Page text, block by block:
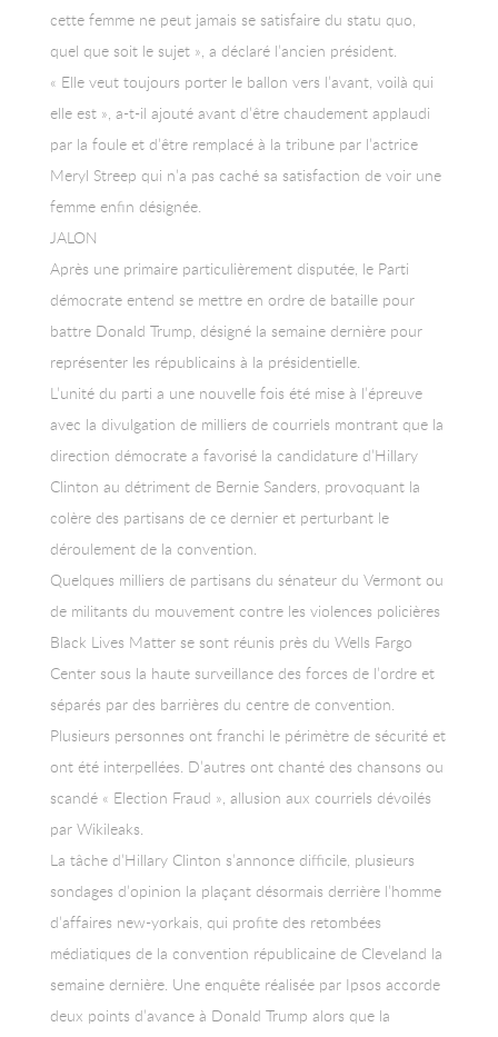
cette femme ne peut jamais se satisfaire du statu quo,
quel que soit le sujet », a déclaré l’ancien président.
« Elle veut toujours porter le ballon vers l’avant, voilà qui
elle est », a-t-il ajouté avant d’être chaudement applaudi
par la foule et d’être remplacé à la tribune par l’actrice
Meryl Streep qui n’a pas caché sa satisfaction de voir une
femme enfin désignée.
JALON
Après une primaire particulièrement disputée, le Parti
démocrate entend se mettre en ordre de bataille pour
battre Donald Trump, désigné la semaine dernière pour
représenter les républicains à la présidentielle.
L’unité du parti a une nouvelle fois été mise à l’épreuve
avec la divulgation de milliers de courriels montrant que la
direction démocrate a favorisé la candidature d’Hillary
Clinton au détriment de Bernie Sanders, provoquant la
colère des partisans de ce dernier et perturbant le
déroulement de la convention.
Quelques milliers de partisans du sénateur du Vermont ou
de militants du mouvement contre les violences policières
Black Lives Matter se sont réunis près du Wells Fargo
Center sous la haute surveillance des forces de l’ordre et
séparés par des barrières du centre de convention.
Plusieurs personnes ont franchi le périmètre de sécurité et
ont été interpellées. D’autres ont chanté des chansons ou
scandé « Election Fraud », allusion aux courriels dévoilés
par Wikileaks.
La tâche d’Hillary Clinton s’annonce difficile, plusieurs
sondages d’opinion la plaçant désormais derrière l’homme
d’affaires new-yorkais, qui profite des retombées
médiatiques de la convention républicaine de Cleveland la
semaine dernière. Une enquête réalisée par Ipsos accorde
deux points d’avance à Donald Trump alors que la